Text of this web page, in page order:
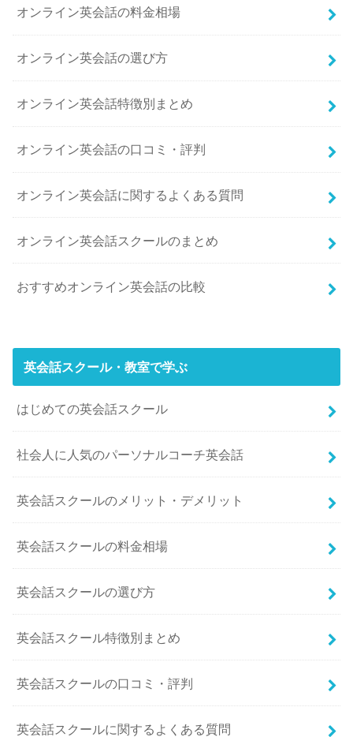
オンライン英会話の料金相場
オンライン英会話の選び方
オンライン英会話特徴別まとめ
オンライン英会話の口コミ・評判
オンライン英会話に関するよくある質問
オンライン英会話スクールのまとめ
おすすめオンライン英会話の比較
英会話スクール・教室で学ぶ
はじめての英会話スクール
社会人に人気のパーソナルコーチ英会話
英会話スクールのメリット・デメリット
英会話スクールの料金相場
英会話スクールの選び方
英会話スクール特徴別まとめ
英会話スクールの口コミ・評判
英会話スクールに関するよくある質問